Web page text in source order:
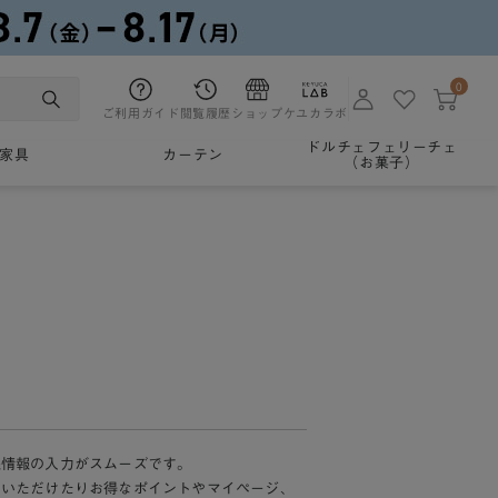
ご利用ガイド 閲覧履歴 ショップケユカラボ
0
家具 カーテン
ドルチェフェリーチェ
（お菓子）
報の入力がスムーズです。
ただけたりお得なポイントやマイページ、